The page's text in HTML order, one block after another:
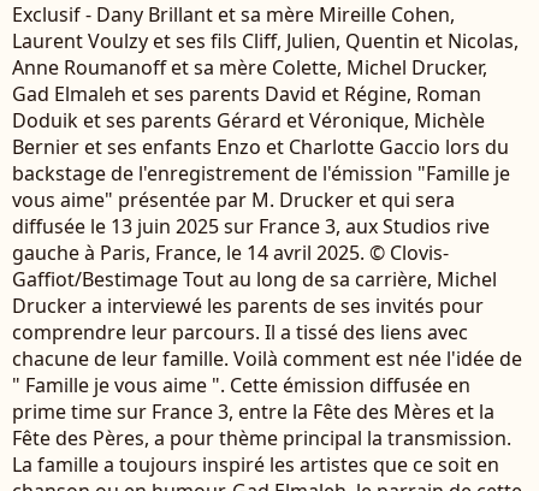
Exclusif - Dany Brillant et sa mère Mireille Cohen,
Laurent Voulzy et ses fils Cliff, Julien, Quentin et Nicolas,
Anne Roumanoff et sa mère Colette, Michel Drucker,
Gad Elmaleh et ses parents David et Régine, Roman
Doduik et ses parents Gérard et Véronique, Michèle
Bernier et ses enfants Enzo et Charlotte Gaccio lors du
backstage de l'enregistrement de l'émission "Famille je
vous aime" présentée par M. Drucker et qui sera
diffusée le 13 juin 2025 sur France 3, aux Studios rive
gauche à Paris, France, le 14 avril 2025. © Clovis-
Gaffiot/Bestimage Tout au long de sa carrière, Michel
Drucker a interviewé les parents de ses invités pour
comprendre leur parcours. Il a tissé des liens avec
chacune de leur famille. Voilà comment est née l'idée de
" Famille je vous aime ". Cette émission diffusée en
prime time sur France 3, entre la Fête des Mères et la
Fête des Pères, a pour thème principal la transmission.
La famille a toujours inspiré les artistes que ce soit en